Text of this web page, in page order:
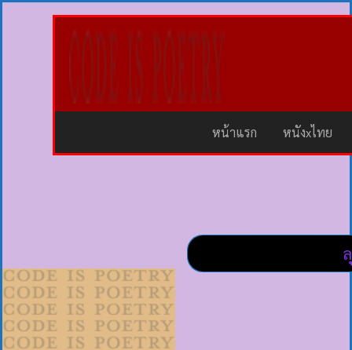
หน้าแรก หนังxไทย